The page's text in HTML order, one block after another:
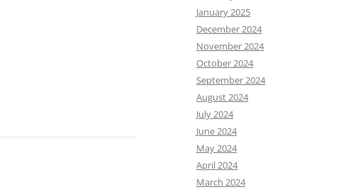
January 2025
December 2024
November 2024
October 2024
September 2024
August 2024
July 2024
June 2024
May 2024
April 2024
March 2024